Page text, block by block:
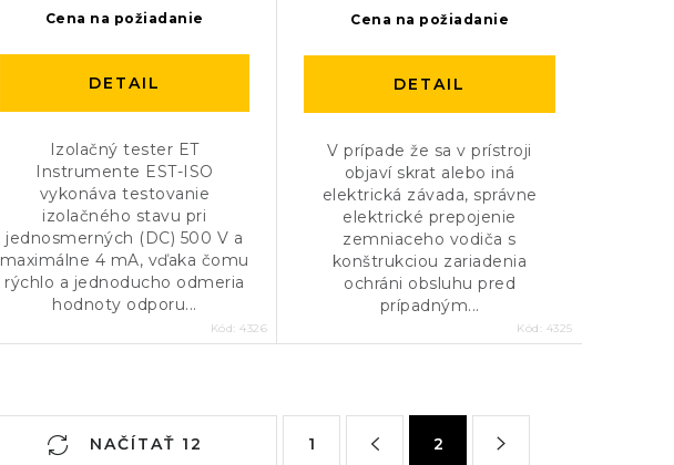
Cena na požiadanie
DETAIL
Izolačný tester ET
Instrumente EST-ISO
vykonáva testovanie
izolačného stavu pri
jednosmerných (DC) 500 V a
maximálne 4 mA, vďaka čomu
rýchlo a jednoducho odmeria
hodnoty odporu...
Kód:4326
Cena na požiadanie
DETAIL
V prípade že sa v prístroji
objaví skrat alebo iná
elektrická závada, správne
elektrické prepojenie
zemniaceho vodiča s
konštrukciou zariadenia
ochráni obsluhu pred
prípadným...
Kód: 4325
1 2